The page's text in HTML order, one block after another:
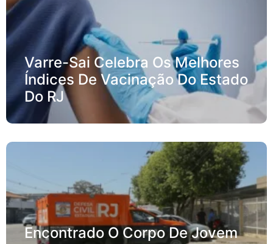
Varre-Sai Celebra Os Melhores
Índices De Vacinação Do Estado
Do RJ
Encontrado O Corpo De Jovem